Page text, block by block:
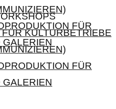
FÜR
GALERIEN
KULTURBETRIEBE
FÜR
GALERIEN